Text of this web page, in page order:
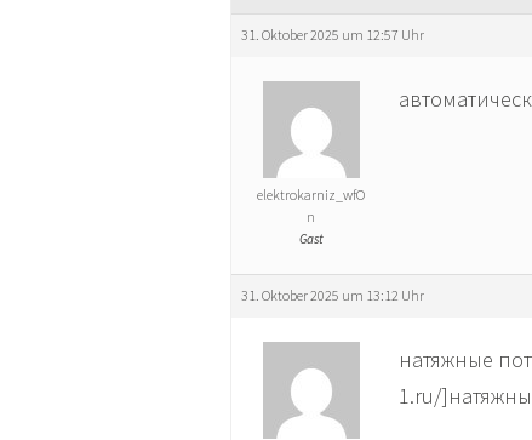
31. Oktober 2025 um 12:57 Uhr
elektrokarniz_wfO
n
Gast
31. Oktober 2025 um 13:12 Uhr
натяжные
1.ru/